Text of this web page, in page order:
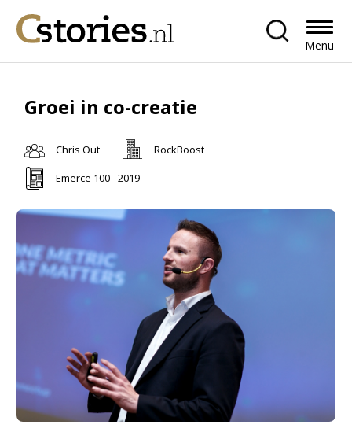
Menu
Groei in co-creatie
Chris Out
RockBoost
Emerce 100 - 2019